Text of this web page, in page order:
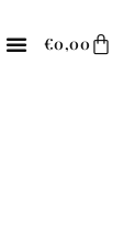
€0,00